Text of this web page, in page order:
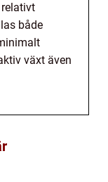
både
växt även